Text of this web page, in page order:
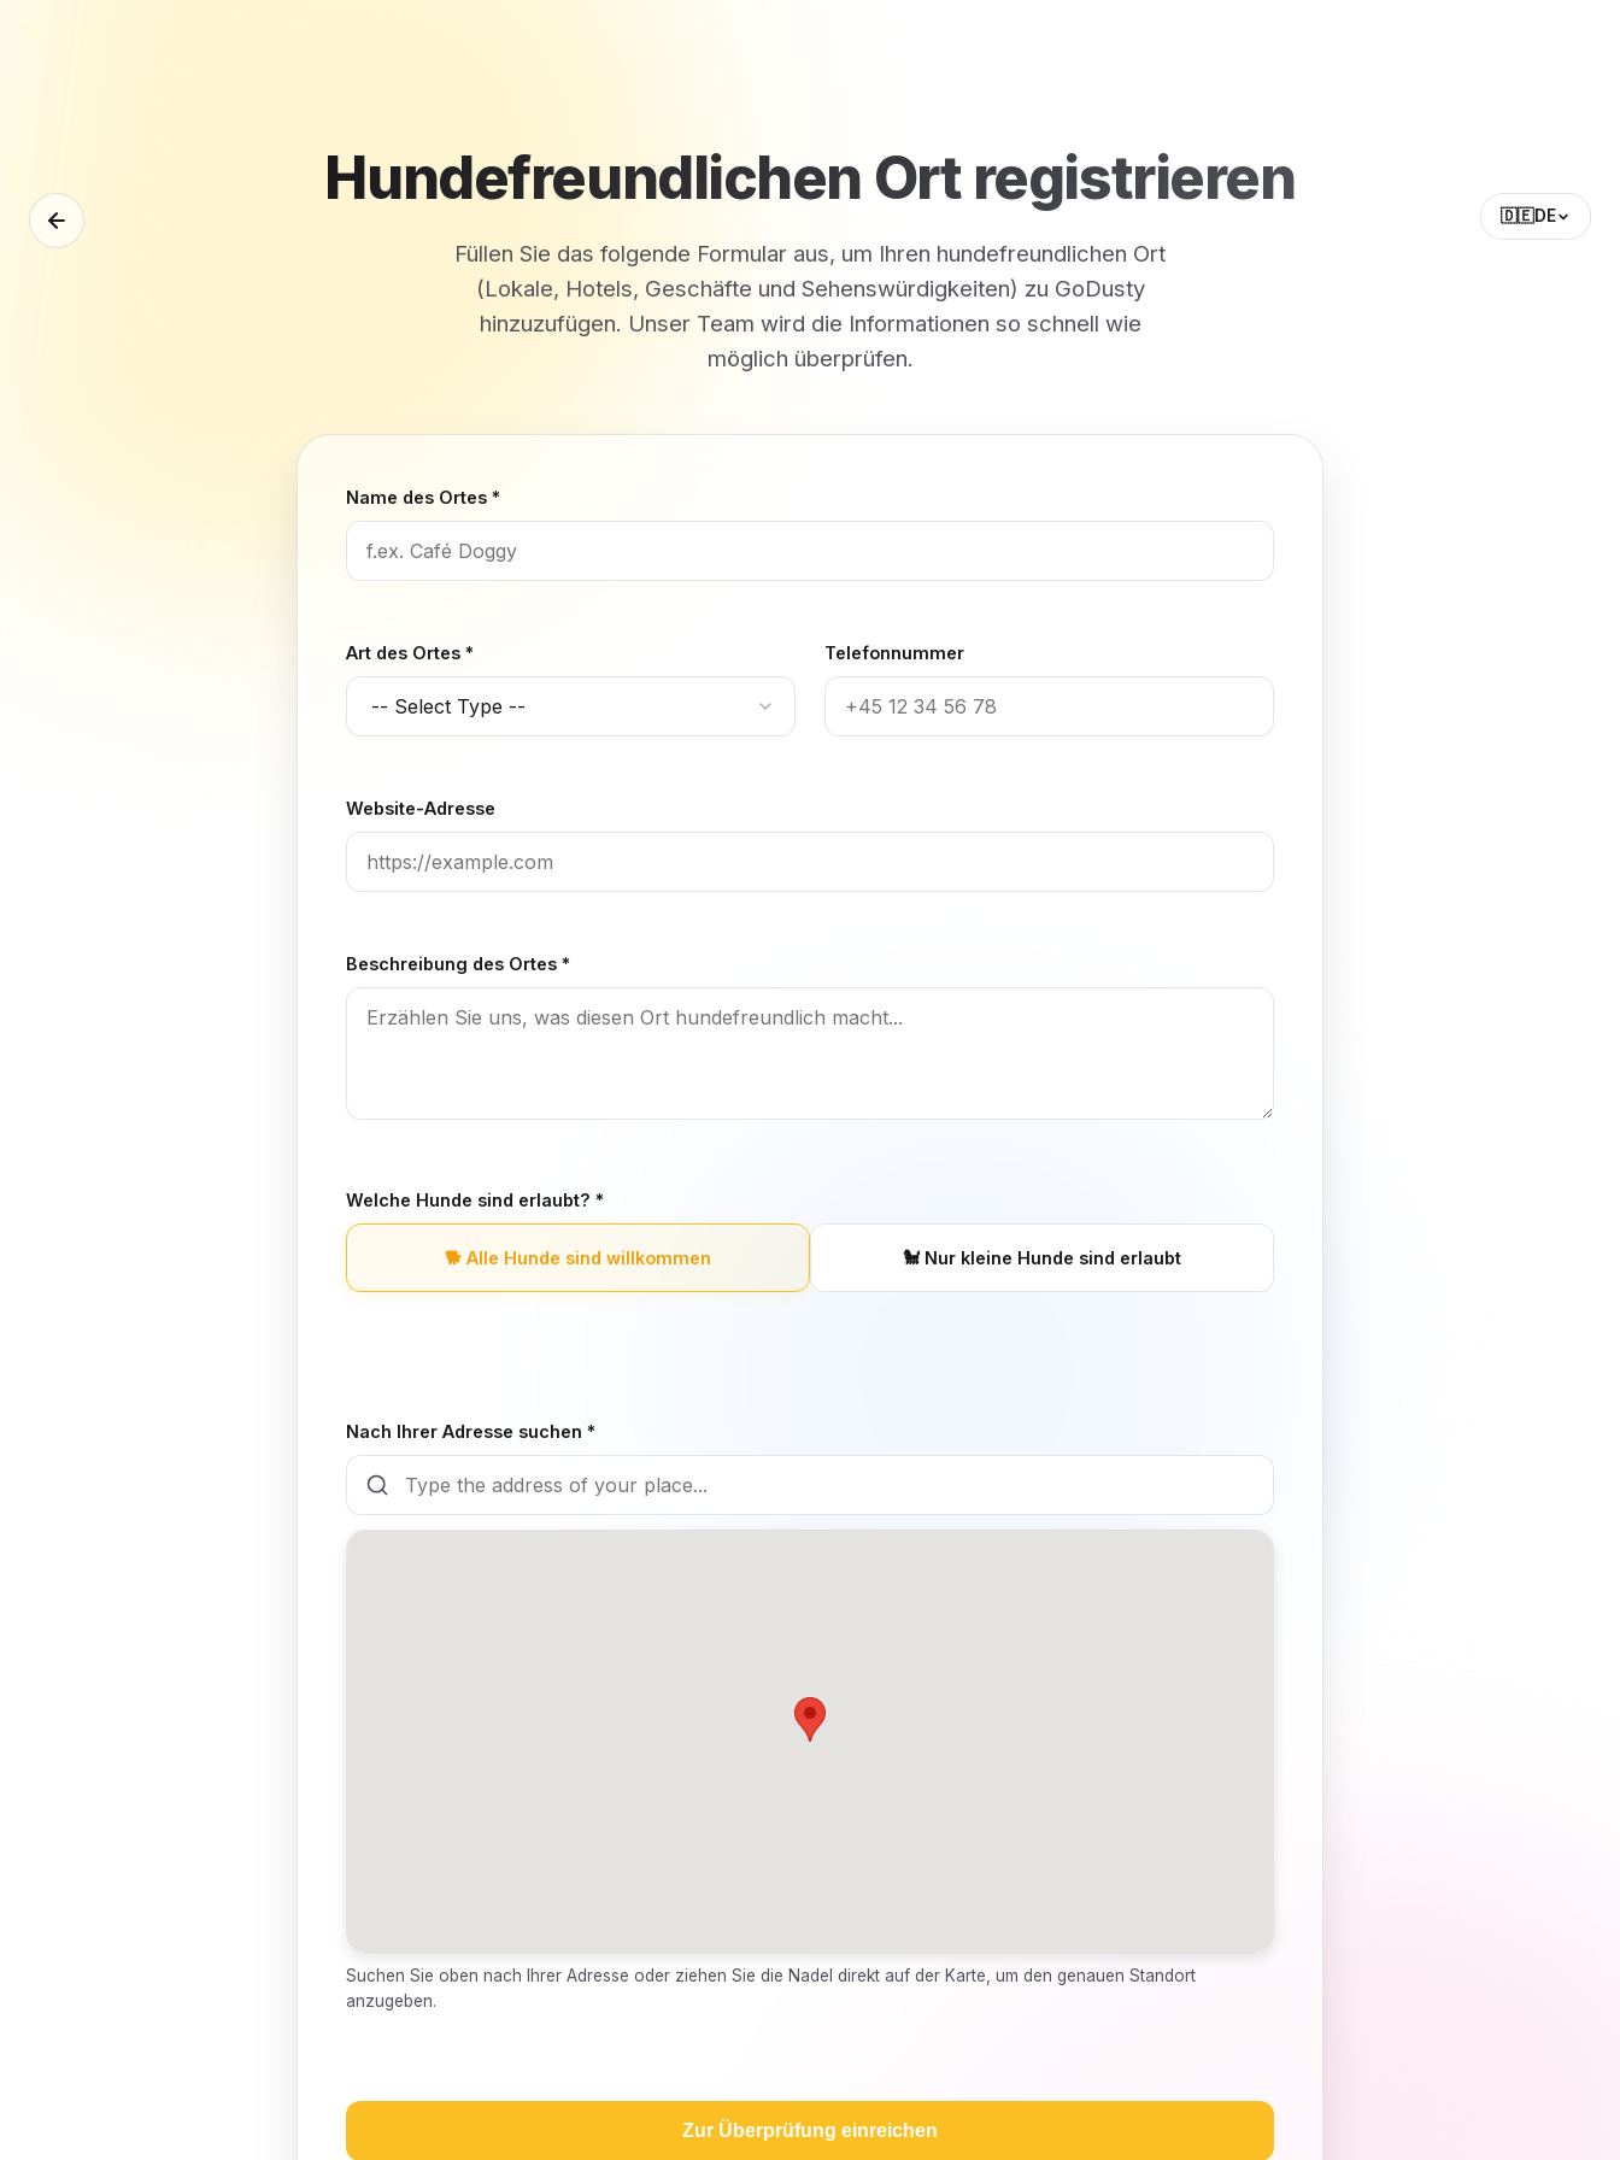
🇩🇪DE
Hundefreundlichen Ort registrieren
Füllen Sie das folgende Formular aus, um Ihren hundefreundlichen Ort
(Lokale, Hotels, Geschäfte und Sehenswürdigkeiten) zu GoDusty
hinzuzufügen. Unser Team wird die Informationen so schnell wie
möglich überprüfen.
Name des Ortes *
Art des Ortes * Telefonnummer
Website-Adresse
Beschreibung des Ortes *
Welche Hunde sind erlaubt? *
🐕 Alle Hunde sind willkommen 🐩 Nur kleine Hunde sind erlaubt
🍽️Ja, es gibt ein hundefreundliches Restaurant
/ kein Restaurant
Nach Ihrer Adresse suchen *
Suchen Sie oben nach Ihrer Adresse oder ziehen Sie die Nadel direkt auf der Karte, um den genauen Standort
anzugeben.
Zur Überprüfung einreichen